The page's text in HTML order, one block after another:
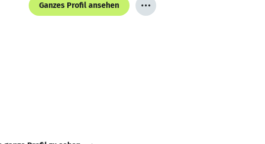
Ganzes Profil ansehen